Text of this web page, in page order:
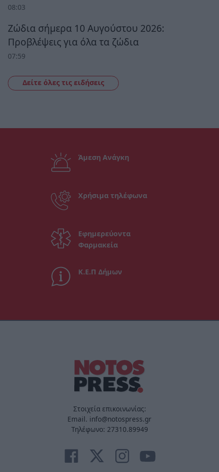
08:03
Ζώδια σήμερα 10 Αυγούστου 2026:
Προβλέψεις για όλα τα ζώδια
07:59
Δείτε όλες τις ειδήσεις
Άμεση Ανάγκη
Χρήσιμα τηλέφωνα
Εφημερεύοντα
Φαρμακεία
Κ.Ε.Π Δήμων
Στοιχεία επικοινωνίας:
Email. info@notospress.gr
Τηλέφωνο: 27310.89949